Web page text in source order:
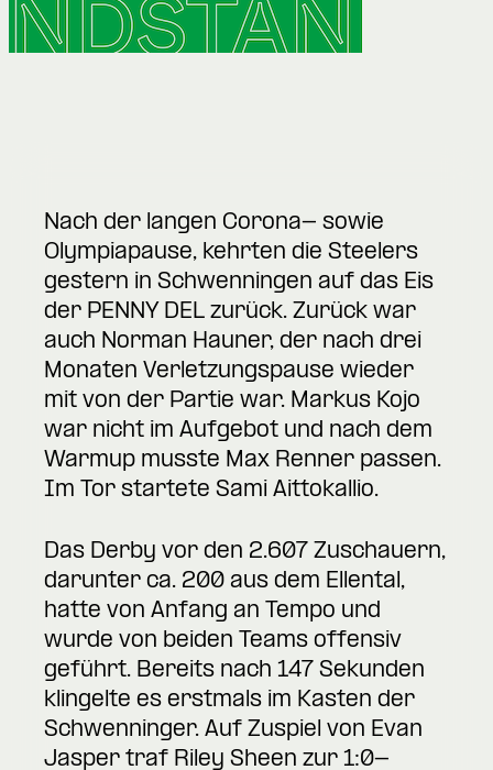
Nach der langen Corona- sowie
Olympiapause, kehrten die Steelers
gestern in Schwenningen auf das Eis
der PENNY DEL zurück. Zurück war
auch Norman Hauner, der nach drei
Monaten Verletzungspause wieder
mit von der Partie war. Markus Kojo
war nicht im Aufgebot und nach dem
Warmup musste Max Renner passen.
Im Tor startete Sami Aittokallio.
Das Derby vor den 2.607 Zuschauern,
darunter ca. 200 aus dem Ellental,
hatte von Anfang an Tempo und
wurde von beiden Teams offensiv
geführt. Bereits nach 147 Sekunden
klingelte es erstmals im Kasten der
Schwenninger. Auf Zuspiel von Evan
Jasper traf Riley Sheen zur 1:0-